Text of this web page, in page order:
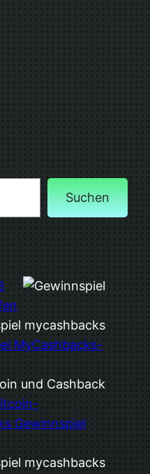
Suchen
MyCashbacks-
Gewinnspiel